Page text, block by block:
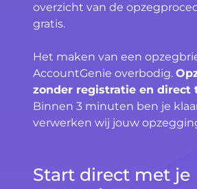
overzicht van de
gratis.
Het maken van een
AccountGenie overbodig.
zonder registratie en direct
Binnen 3 minuten ben je
verwerken wij jouw
Start direct met je